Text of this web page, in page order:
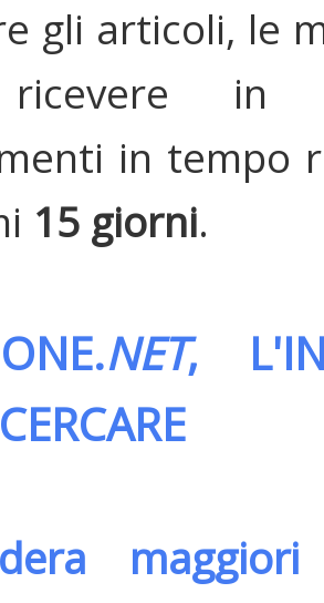
gli articoli, le
in
in tempo
15 giorni.
NET,